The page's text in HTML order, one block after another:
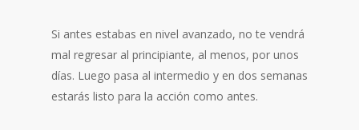
Si antes estabas en nivel avanzado, no te vendrá
mal regresar al principiante, al menos, por unos
días. Luego pasa al intermedio y en dos semanas
estarás listo para la acción como antes.